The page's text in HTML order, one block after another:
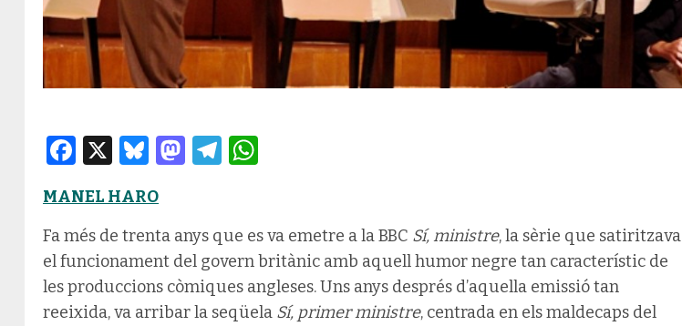
Facebook
X Bluesky
Mastodon
Telegram
MANEL HARO
Fa més de trenta anys que es va emetre a la BBC Sí, ministre, la sèrie que satiritzava
el funcionament del govern britànic amb aquell humor negre tan característic de
les produccions còmiques angleses. Uns anys després d’aquella emissió tan
reeixida, va arribar la seqüela Sí, primer ministre, centrada en els maldecaps del